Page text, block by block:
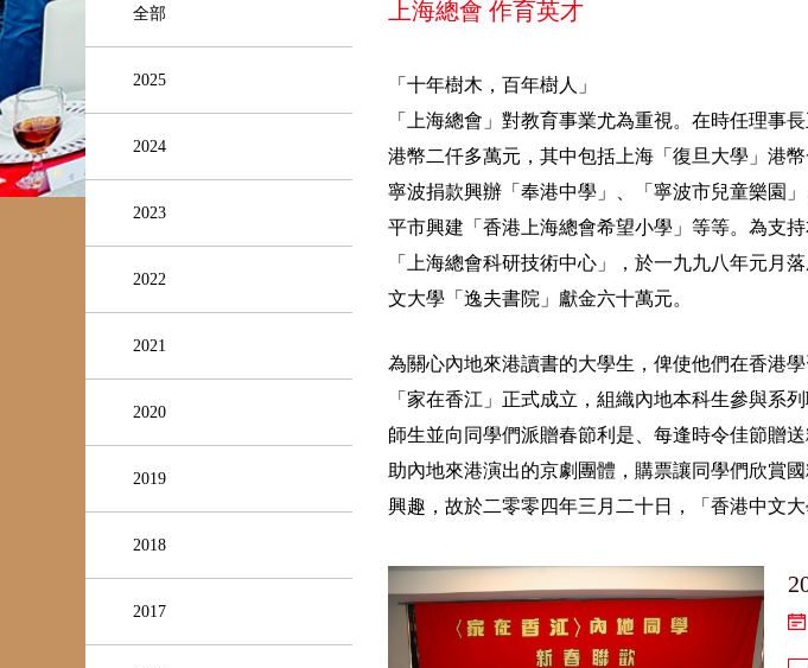
全部
2025
2024
2023
2022
2021
2020
2019
2018
2017
上海總會 作育英才
「十年樹木，百年樹人」
「上海總會」對教育事業尤為重視。在時任理事
港幣二仟多萬元，其中包括上海「復旦大學」港
寧波捐款興辦「奉港中學」、「寧波市兒童樂園
平市興建「香港上海總會希望小學」等等。為支
「上海總會科研技術中心」，於一九九八年元月
文大學「逸夫書院」獻金六十萬元。
為關心內地來港讀書的大學生，俾使他們在香港
「家在香江」正式成立，組織內地本科生參與系
師生並向同學們派贈春節利是、每逢時令佳節贈
助內地來港演出的京劇團體，購票讓同學們欣賞
興趣，故於二零零四年三月二十日，「香港中文